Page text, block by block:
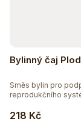
Bylinný čaj
218 Kč
Směs bylin pro
reprodukčního